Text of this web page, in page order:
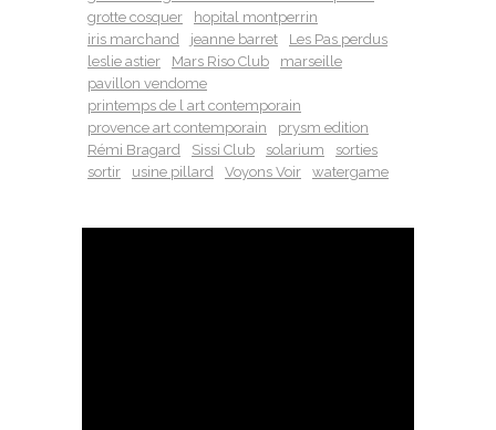
grotte cosquer
hopital montperrin
iris marchand
jeanne barret
Les Pas perdus
leslie astier
Mars Riso Club
marseille
pavillon vendome
printemps de l art contemporain
provence art contemporain
prysm edition
Rémi Bragard
Sissi Club solarium
sorties
sortir
usine pillard Voyons Voir watergame